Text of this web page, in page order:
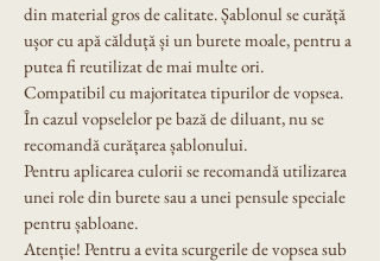
din material gros de calitate. Șablonul se curăță
ușor cu apă călduță și un burete moale, pentru a
putea fi reutilizat de mai multe ori.
Compatibil cu majoritatea tipurilor de vopsea.
În cazul vopselelor pe bază de diluant, nu se
recomandă curățarea șablonului.
Pentru aplicarea culorii se recomandă utilizarea
unei role din burete sau a unei pensule speciale
pentru șabloane.
Atenție! Pentru a evita scurgerile de vopsea sub